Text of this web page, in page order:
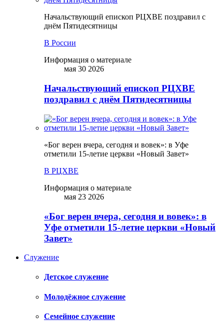
Начальствующий епископ РЦХВЕ поздравил с
днём Пятидесятницы
В России
Информация о материале
мая 30 2026
Начальствующий епископ РЦХВЕ
поздравил с днём Пятидесятницы
«Бог верен вчера, сегодня и вовек»: в Уфе
отметили 15-летие церкви «Новый Завет»
В РЦХВЕ
Информация о материале
мая 23 2026
«Бог верен вчера, сегодня и вовек»: в
Уфе отметили 15-летие церкви «Новый
Завет»
Служение
Детское служение
Молодёжное служение
Семейное служение